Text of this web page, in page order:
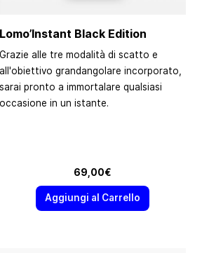
Lomo’Instant Black Edition
Grazie alle tre modalità di scatto e
all'obiettivo grandangolare incorporato,
sarai pronto a immortalare qualsiasi
occasione in un istante.
69,00€
Aggiungi al Carrello